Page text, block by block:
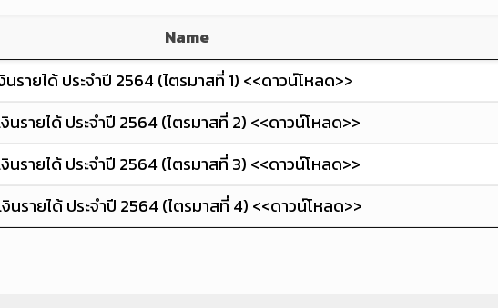
Name
รายได้ ประจำปี 2564 (ไตรมาสที่ 1) <<ดาวน์โหลด>>
รายได้ ประจำปี 2564 (ไตรมาสที่ 2) <<ดาวน์โหลด>>
รายได้ ประจำปี 2564 (ไตรมาสที่ 3) <<ดาวน์โหลด>>
นรายได้ ประจำปี 2564 (ไตรมาสที่ 4) <<ดาวน์โหลด>>